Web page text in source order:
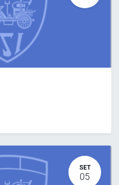
SET
05